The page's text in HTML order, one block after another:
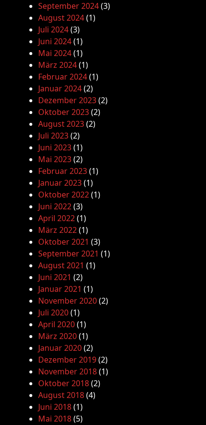
September 2024(3)
August 2024(1)
Juli 2024(3)
Juni 2024(1)
Mai 2024(1)
März 2024(1)
Februar 2024(1)
Januar 2024(2)
Dezember 2023(2)
Oktober 2023(2)
August 2023(2)
Juli 2023(2)
Juni 2023(1)
Mai 2023(2)
Februar 2023(1)
Januar 2023(1)
Oktober 2022(1)
Juni 2022(3)
April 2022(1)
März 2022(1)
Oktober 2021 (3)
September 2021 (1)
August 2021 (1)
Juni 2021 (2)
Januar 2021 (1)
November 2020(2)
Juli 2020(1)
April 2020(1)
März 2020(1)
Januar 2020(2)
Dezember 2019(2)
November 2018(1)
Oktober 2018(2)
August 2018(4)
Juni 2018(1)
Mai 2018(5)